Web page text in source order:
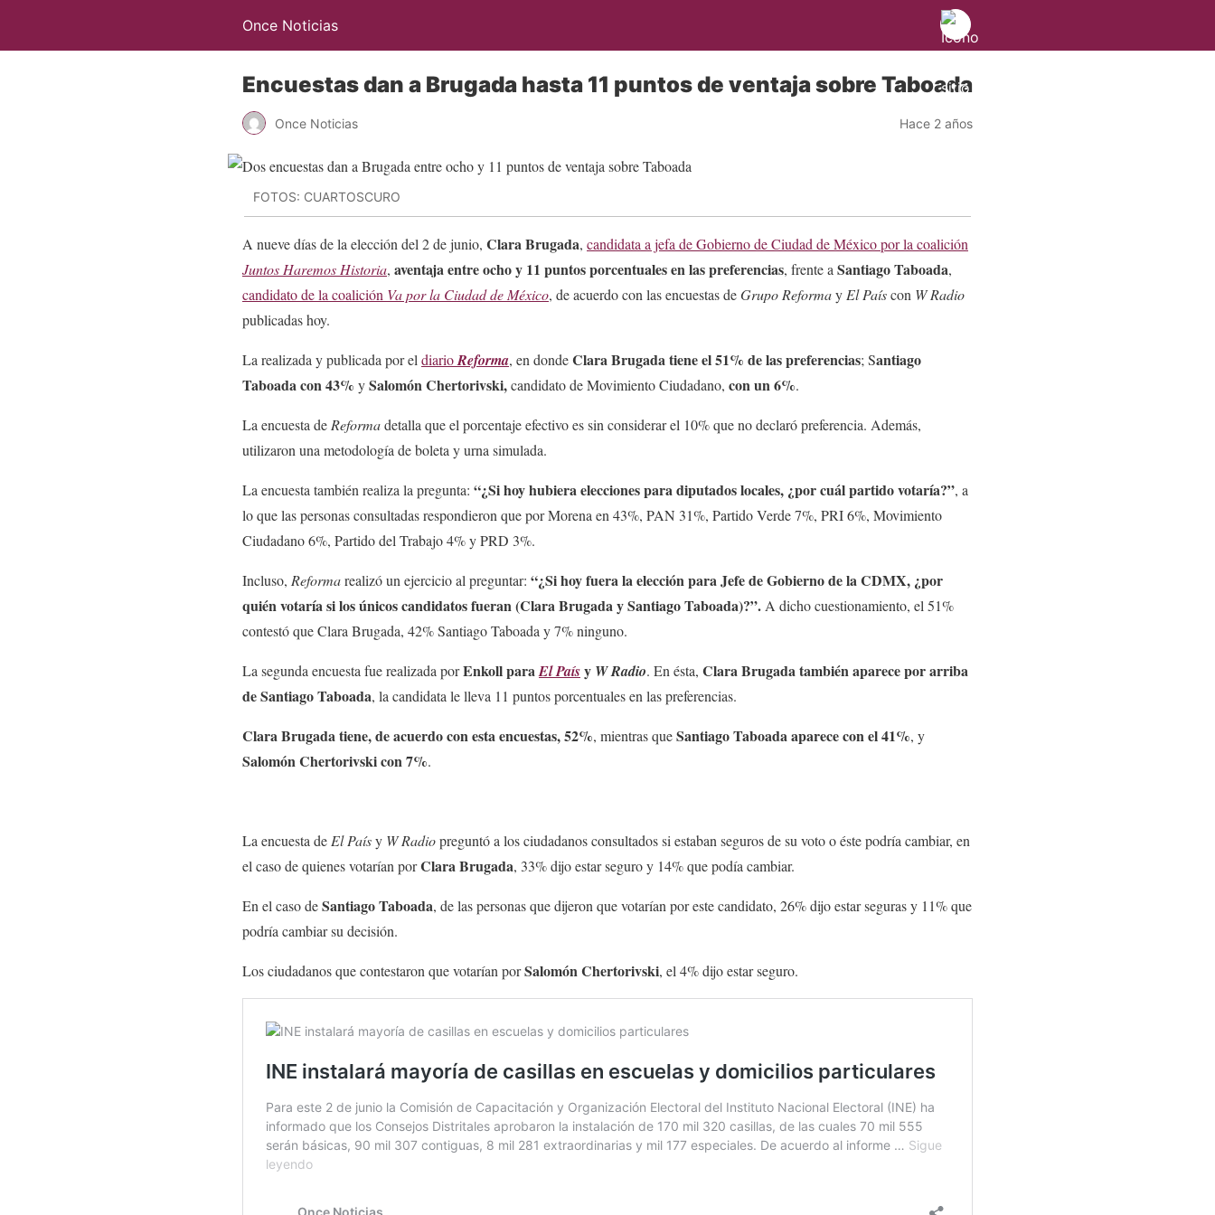
Once Noticias
Encuestas dan a Brugada hasta 11 puntos de ventaja sobre Taboada
Once Noticias Hace 2 años
FOTOS: CUARTOSCURO
A nueve días de la elección del 2 de junio, Clara Brugada, candidata a jefa de Gobierno de Ciudad de México por la coalición
Juntos Haremos Historia, aventaja entre ocho y 11 puntos porcentuales en las preferencias, frente a Santiago Taboada,
candidato de la coalición Va por la Ciudad de México, de acuerdo con las encuestas deGrupo Reformay El Paíscon W Radio
publicadas hoy.
La realizada y publicada por el diarioReforma, en dondeClara Brugada tiene el 51% de las preferencias; Santiago
Taboada con 43% ySalomón Chertorivski,candidato de Movimiento Ciudadano, con un 6%.
La encuesta de Reformadetalla que el porcentaje efectivo es sin considerar el 10% que no declaró preferencia. Además,
utilizaron una metodología de boleta y urna simulada.
La encuesta también realiza la pregunta: “¿Si hoy hubiera elecciones para diputados locales, ¿por cuál partido votaría?”, a
lo que las personas consultadas respondieron que por Morena en 43%, PAN 31%, Partido Verde 7%, PRI 6%, Movimiento
Ciudadano 6%, Partido del Trabajo 4% y PRD 3%.
Incluso, Reformarealizó un ejercicio al preguntar: “¿Si hoy fuera la elección para Jefe de Gobierno de la CDMX, ¿por
quién votaría si los únicos candidatos fueran (Clara Brugada y Santiago Taboada)?”. A dicho cuestionamiento, el 51%
contestó que Clara Brugada, 42% Santiago Taboada y 7% ninguno.
La segunda encuesta fue realizada porEnkoll paraEl Paísy W Radio. En ésta, Clara Brugada también aparece por arriba
de Santiago Taboada, la candidata le lleva 11 puntos porcentuales en las preferencias.
Clara Brugada tiene, de acuerdo con esta encuestas, 52%, mientras queSantiago Taboada aparece con el 41%, y
Salomón Chertorivski con 7%.
La encuesta de El Paísy W Radiopreguntó a los ciudadanos consultados si estaban seguros de su voto o éste podría cambiar, en
el caso de quienes votarían porClara Brugada, 33% dijo estar seguro y 14% que podía cambiar.
En el caso deSantiago Taboada, de las personas que dijeron que votarían por este candidato, 26% dijo estar seguras y 11% que
podría cambiar su decisión.
Los ciudadanos que contestaron que votarían porSalomón Chertorivski, el 4% dijo estar seguro.